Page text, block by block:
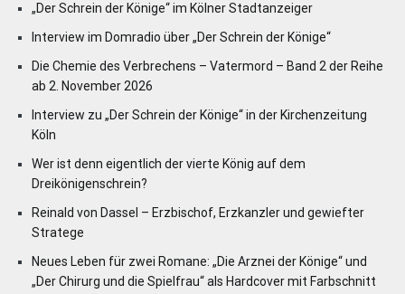
„Der Schrein der Könige“ im Kölner Stadtanzeiger
Interview im Domradio über „Der Schrein der Könige“
Die Chemie des Verbrechens – Vatermord – Band 2 der Reihe
ab 2. November 2026
Interview zu „Der Schrein der Könige“ in der Kirchenzeitung
Köln
Wer ist denn eigentlich der vierte König auf dem
Dreikönigenschrein?
Reinald von Dassel – Erzbischof, Erzkanzler und gewiefter
Stratege
Neues Leben für zwei Romane: „Die Arznei der Könige“ und
„Der Chirurg und die Spielfrau“ als Hardcover mit Farbschnitt